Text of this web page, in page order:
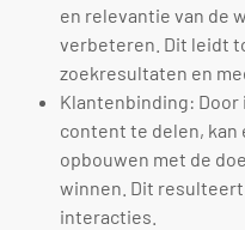
en relevantie van de
verbeteren. Dit leidt
zoekresultaten en
Klantenbinding:
content te delen, kan
opbouwen met de
winnen. Dit
interacties.